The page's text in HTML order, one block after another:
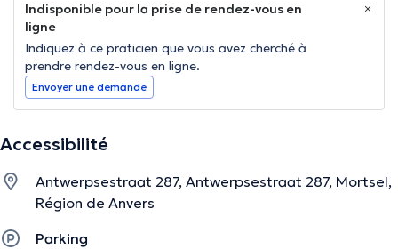
Indisponible pour la prise de rendez-vous en
ligne
Indiquez à ce praticien que vous avez cherché à
prendre rendez-vous en ligne.
Envoyer une demande
Accessibilité
Antwerpsestraat 287, Antwerpsestraat 287, Mortsel,
Région de Anvers
Parking